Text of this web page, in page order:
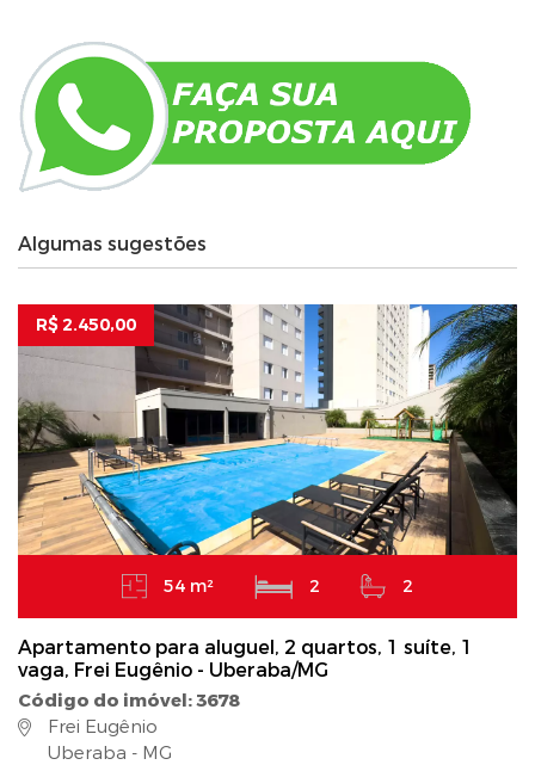
Algumas sugestões
R$ 2.450,00
54 m² 2 2
Apartamento para aluguel, 2 quartos, 1 suíte, 1
vaga, Frei Eugênio - Uberaba/MG
Código do imóvel: 3678
Frei Eugênio
Uberaba - MG